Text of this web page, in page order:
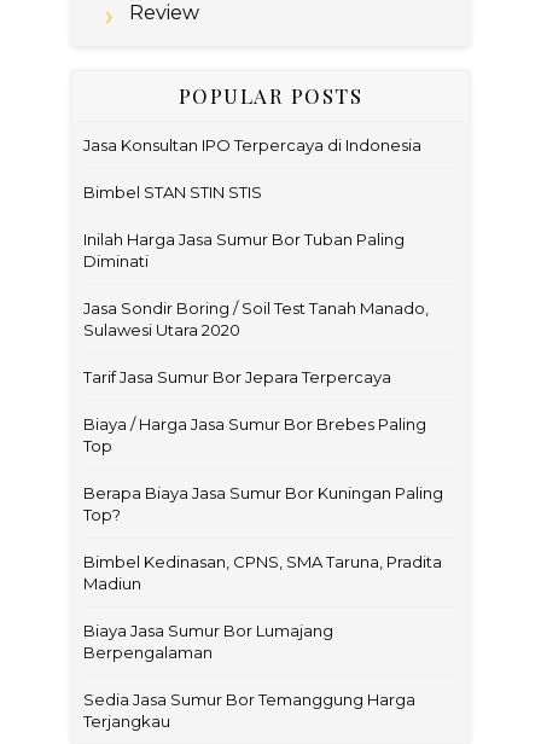
Review
POPULAR POSTS
Jasa Konsultan IPO Terpercaya di Indonesia
Bimbel STAN STIN STIS
Inilah Harga Jasa Sumur Bor Tuban Paling
Diminati
Jasa Sondir Boring / Soil Test Tanah Manado,
Sulawesi Utara 2020
Tarif Jasa Sumur Bor Jepara Terpercaya
Biaya / Harga Jasa Sumur Bor Brebes Paling
Top
Berapa Biaya Jasa Sumur Bor Kuningan Paling
Top?
Bimbel Kedinasan, CPNS, SMA Taruna, Pradita
Madiun
Biaya Jasa Sumur Bor Lumajang
Berpengalaman
Sedia Jasa Sumur Bor Temanggung Harga
Terjangkau